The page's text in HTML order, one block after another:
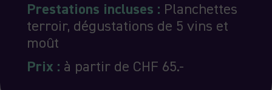
Prestations incluses : Planchettes
terroir, dégustations de 5 vins et
moût
Prix : à partir de CHF 65.-